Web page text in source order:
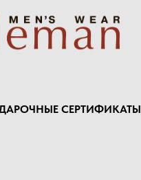
СЕРТИФИКАТЫ